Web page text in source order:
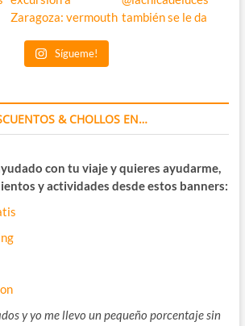
Sígueme!
& CHOLLOS EN…
con tu viaje y quieres ayudarme,
y actividades desde estos banners:
y yo me llevo un pequeño porcentaje sin